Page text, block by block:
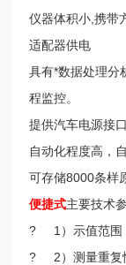
仪器体积小,携带
适配器供电
具有*数据处理分
程监控。
提供汽车电源接
自动化程度高，
可存储8000条样
便捷式主要技术
? 1）示值范围
? 2）测量重复